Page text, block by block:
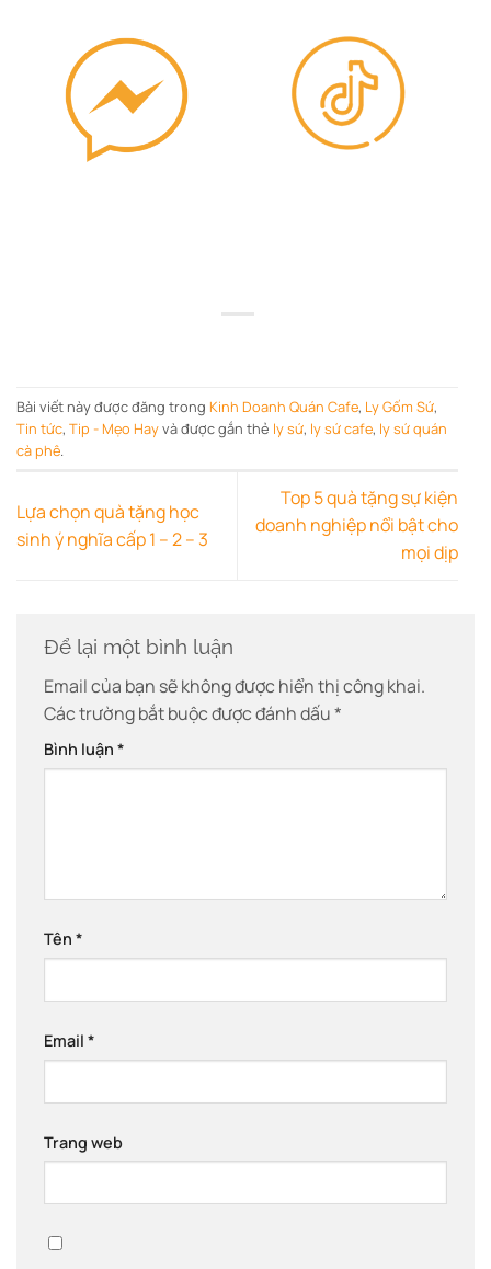
Bài viết này được đăng trong Kinh Doanh Quán Cafe, Ly Gốm Sứ,
Tin tức, Tip - Mẹo Hayvà được gắn thẻ ly sứ, ly sứ cafe, ly sứ quán
cà phê
Lựa chọn quà tặng học
sinh ý nghĩa cấp 1 – 2 – 3
Top 5 quà tặng sự kiện
doanh nghiệp nổi bật cho
mọi dịp
Để lại một bình luận
Email của bạn sẽ không được hiển thị công khai.
Các trường bắt buộc được đánh dấu*
Bình luận *
Tên *
Email *
Trang web